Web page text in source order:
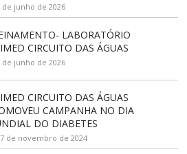
de junho de 2026
LABORATÓRIO
CIRCUITO DAS ÁGUAS
de junho de 2026
CIRCUITO DAS ÁGUAS
CAMPANHA NO DIA
DO DIABETES
de novembro de 2024